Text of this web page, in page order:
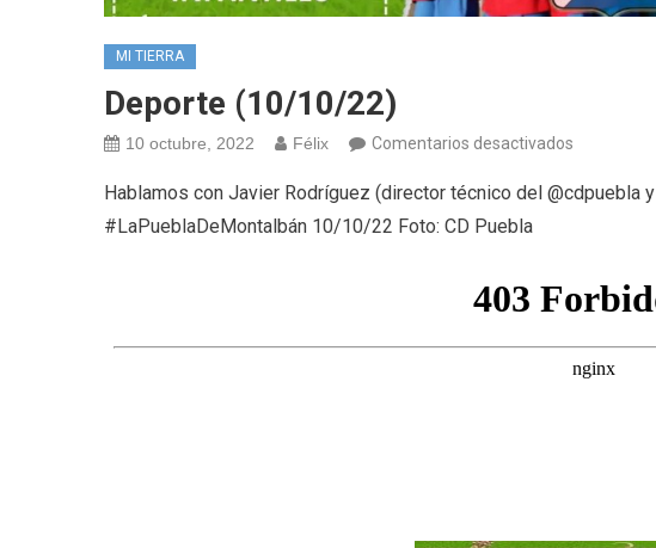
MI TIERRA
Deporte (10/10/22)
10 octubre, 2022 Félix Comentarios desactivados
(10/10/22)
Hablamos con Javier Rodríguez (director técnico del @cdpuebla
#LaPueblaDeMontalbán 10/10/22 Foto: CD Puebla